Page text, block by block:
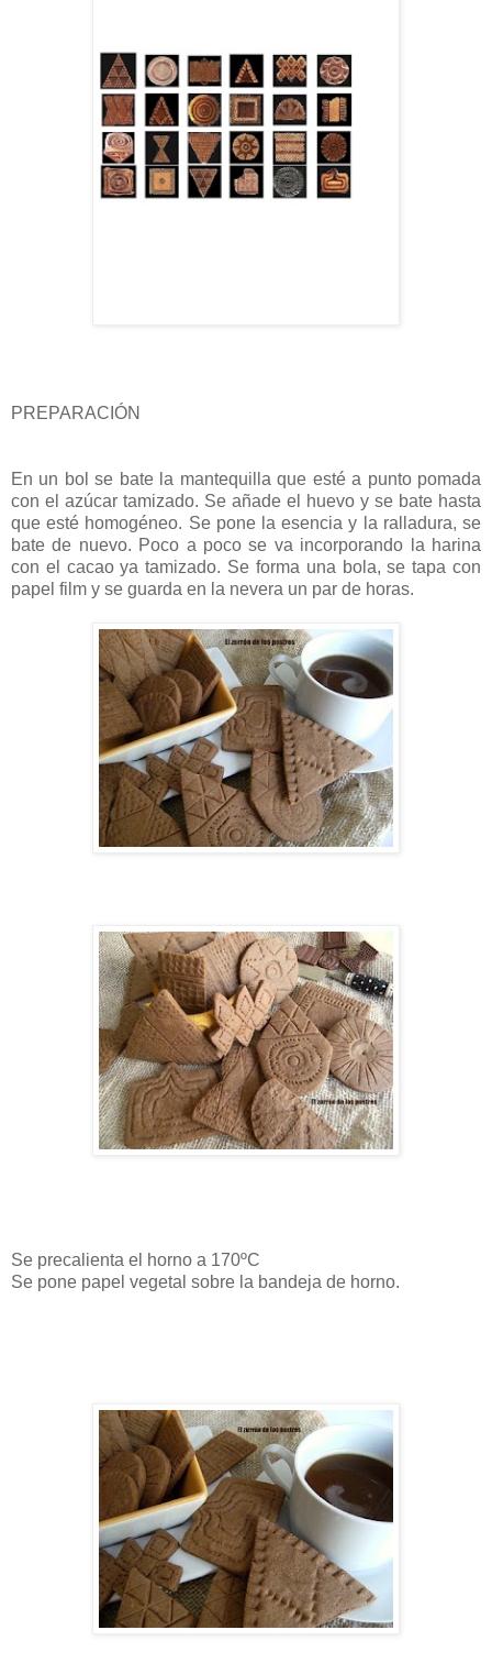
PREPARACIÓN
En un bol se bate la mantequilla que esté a punto pomada
con el azúcar tamizado. Se añade el huevo y se bate hasta
que esté homogéneo. Se pone la esencia y la ralladura, se
bate de nuevo. Poco a poco se va incorporando la harina
con el cacao ya tamizado. Se forma una bola, se tapa con
papel film y se guarda en la nevera un par de horas.
Se precalienta el horno a 170ºC
Se pone papel vegetal sobre la bandeja de horno.